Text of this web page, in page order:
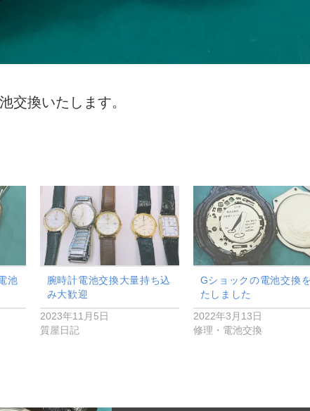
交換いたします。
池
腕時計電池交換大量持ち込
み大歓迎
2023年11月5日
質屋日記
Gショックの電池交換
たしました
2022年3月13日
修理・電池交換